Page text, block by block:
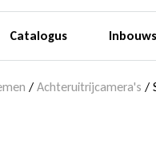
Catalogus
/ Achteruitrijcamera's /